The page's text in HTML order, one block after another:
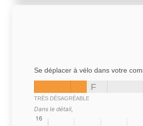
Se déplacer à vélo dans votre
F
TRÈS DÉSAGRÉABLE
Dans le détail,